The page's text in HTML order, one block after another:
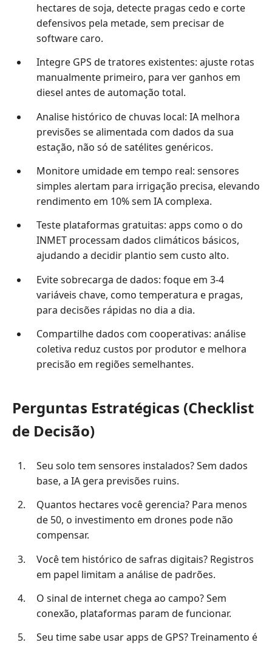
hectares de soja, detecte pragas cedo e corte
defensivos pela metade, sem precisar de
software caro.
Integre GPS de tratores existentes: ajuste rotas
manualmente primeiro, para ver ganhos em
diesel antes de automação total.
Analise histórico de chuvas local: IA melhora
previsões se alimentada com dados da sua
estação, não só de satélites genéricos.
Monitore umidade em tempo real: sensores
simples alertam para irrigação precisa, elevando
rendimento em 10% sem IA complexa.
Teste plataformas gratuitas: apps como o do
INMET processam dados climáticos básicos,
ajudando a decidir plantio sem custo alto.
Evite sobrecarga de dados: foque em 3-4
variáveis chave, como temperatura e pragas,
para decisões rápidas no dia a dia.
Compartilhe dados com cooperativas: análise
coletiva reduz custos por produtor e melhora
precisão em regiões semelhantes.
Perguntas Estratégicas (Checklist
de Decisão)
Seu solo tem sensores instalados? Sem dados
base, a IA gera previsões ruins.
Quantos hectares você gerencia? Para menos
de 50, o investimento em drones pode não
compensar.
Você tem histórico de safras digitais? Registros
em papel limitam a análise de padrões.
O sinal de internet chega ao campo? Sem
conexão, plataformas param de funcionar.
Seu time sabe usar apps de GPS? Treinamento é